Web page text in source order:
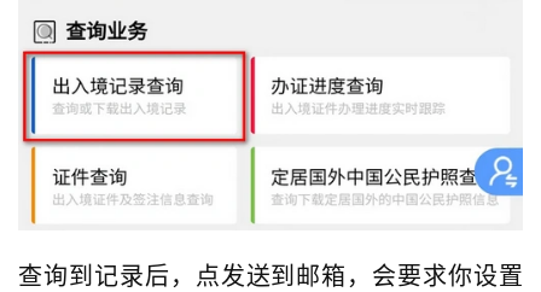
查询到记录后，点发送到邮箱，会要求你设置